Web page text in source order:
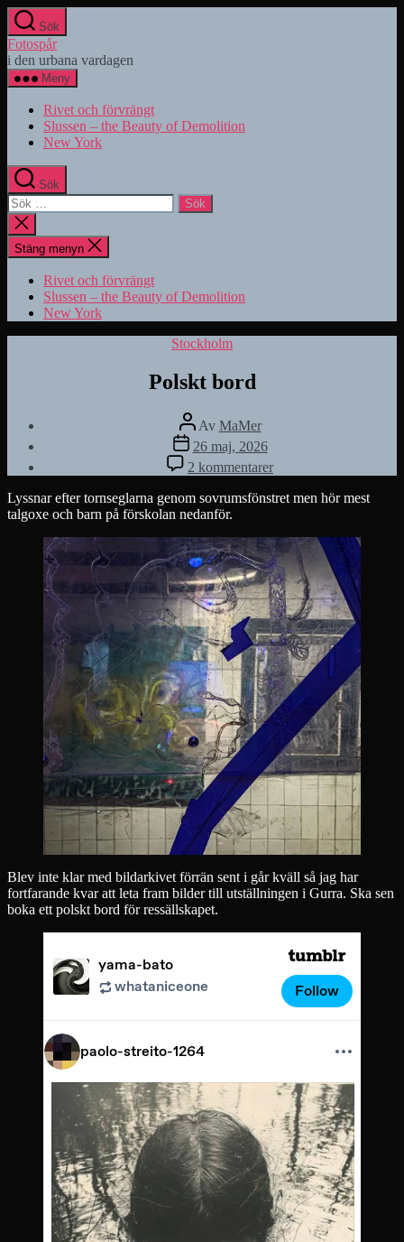
Hoppa
till
innehåll
Sök
Fotospår
i den urbana vardagen
Meny
Rivet och förvrängt
Slussen – the Beauty of Demolition
New York
Sök
Sök
efter:
Stäng
sökningen
Stäng menyn
Rivet och förvrängt
Slussen – the Beauty of Demolition
New York
Kategorier
Stockholm
Polskt bord
Inläggsförfattare
Av MaMer
Inläggsdatum
26 maj, 2026
2 kommentarertill
Polskt
bord
Lyssnar efter tornseglarna genom sovrumsfönstret men hör mest
talgoxe och barn på förskolan nedanför.
Blev inte klar med bildarkivet förrän sent i går kväll så jag har
fortfarande kvar att leta fram bilder till utställningen i Gurra. Ska sen
boka ett polskt bord för ressällskapet.